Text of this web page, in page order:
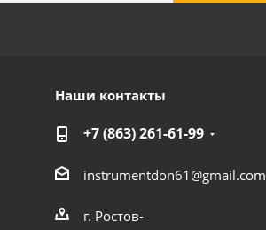
Наши контакты
+7 (863) 261-61-99
instrumentdon61@gmail.com
г. Ростов-